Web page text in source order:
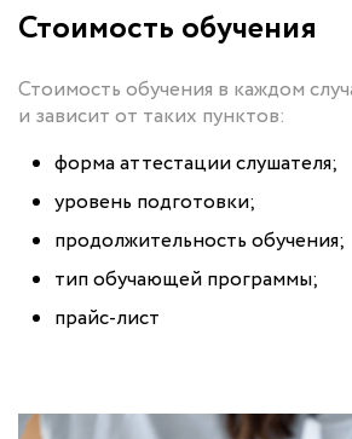
Стоимость обучения
Стоимость обучения в каждом
и зависит от таких пунктов:
форма аттестации слушателя;
уровень подготовки;
продолжительность обучения;
тип обучающей программы;
прайс-лист